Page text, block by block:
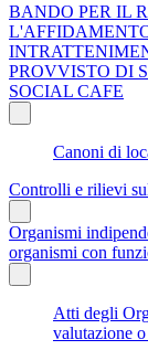
BANDO PER IL
PROVVISTO DI
SOCIAL CAFE
Canoni di
Controlli e rilievi
Organismi
organismi con
Atti degli
valutazione